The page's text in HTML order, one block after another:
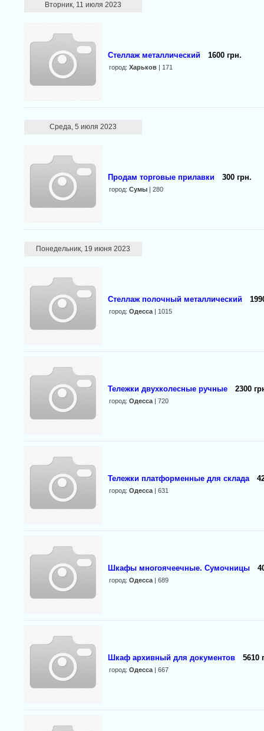
Вторник, 11 июля 2023
Стеллаж металлический 1600 грн.
город: Харьков| 171
Среда, 5 июля 2023
Продам торговые прилавки 300 грн.
город: Сумы| 280
Понедельник, 19 июня 2023
Стеллаж полочный металлический
город: Одесса| 1015
Тележки двухколесные ручные 2300
город: Одесса| 720
Тележки платформенные для склада
город: Одесса| 631
Шкафы многоячеечные. Сумочницы
город: Одесса| 689
Шкаф архивный для документов 5610
город: Одесса| 667